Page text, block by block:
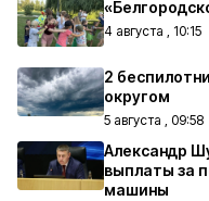
4 августа , 10:15
2
округом
5 августа , 09:58
Александр
выплаты за
машины